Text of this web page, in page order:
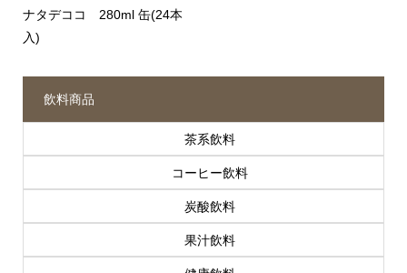
ナタデココ 280ml 缶(24本
入)
飲料商品
茶系飲料
コーヒー飲料
炭酸飲料
果汁飲料